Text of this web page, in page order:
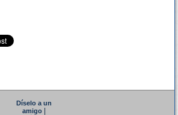
Díselo a un
amigo|